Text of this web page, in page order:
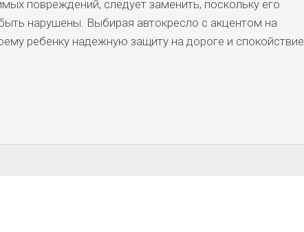
повреждений, следует заменить, поскольку его
нарушены. Выбирая автокресло с акцентом на
ребенку надежную защиту на дороге и спокойствие